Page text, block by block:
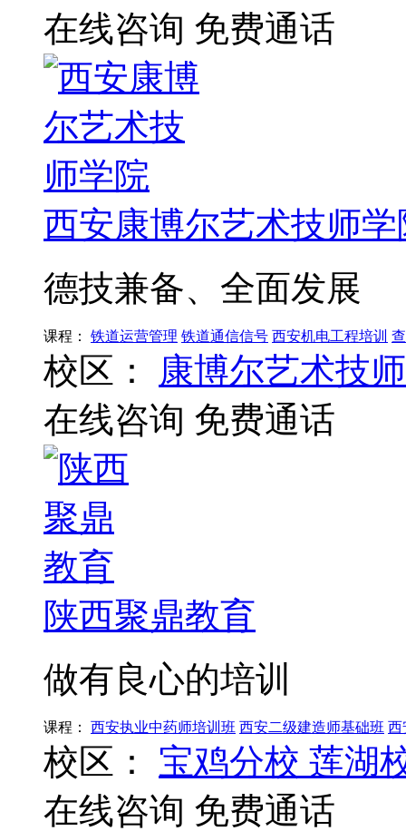
在线咨询 免费通话
西安康博尔艺术技师学
德技兼备、全面发展
课程： 铁道运营管理 铁道通信信号 西安机电工程培训
校区：
康博尔艺术技
在线咨询 免费通话
陕西聚鼎教育
做有良心的培训
课程： 西安执业中药师培训班 西安二级建造师基础班 西
校区： 宝鸡分校 莲湖
在线咨询 免费通话